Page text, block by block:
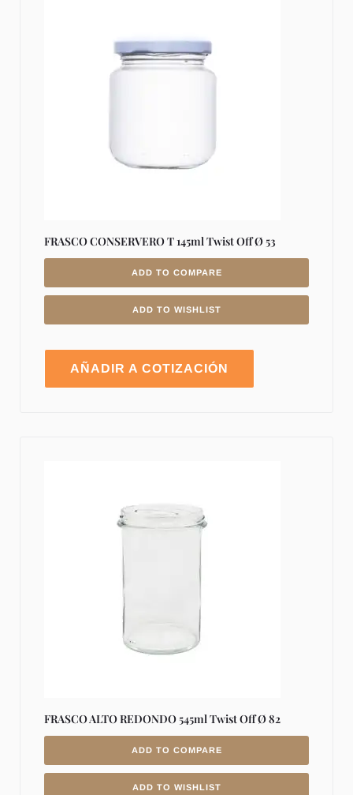
FRASCO CONSERVERO T 145ml Twist Off Ø 53
ADD TO COMPARE
ADD TO WISHLIST
AÑADIR A COTIZACIÓN
FRASCO ALTO REDONDO 545ml Twist Off Ø 82
ADD TO COMPARE
ADD TO WISHLIST